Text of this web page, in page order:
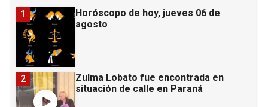
Horóscopo de hoy, jueves 06 de
agosto
1
Zulma Lobato fue encontrada en
situación de calle en Paraná
2